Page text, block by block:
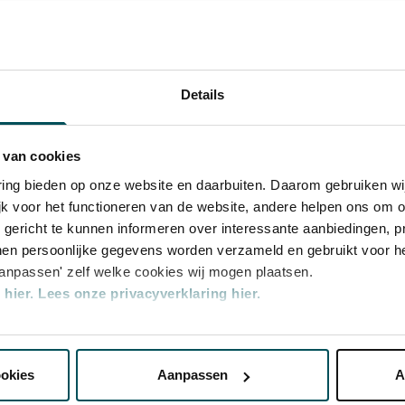
Details
cookies
bieden op onze website en daarbuiten. Daarom gebruiken
voor het functioneren van de website, andere helpen ons om
te kunnen informeren over interessante aanbiedingen,
persoonlijke gegevens worden verzameld en gebruikt voor
zelf welke cookies wij mogen plaatsen.
hier. Lees onze privacyverklaring hier.
website kunt u uw toestemming op elk moment wijzigen of
die uw gegevens kunnen ontvangen en verwerken.
Aanpassen
Hall as part of the Close-up Series,
to the fullest.
Koninklijk Concertgebouworkest